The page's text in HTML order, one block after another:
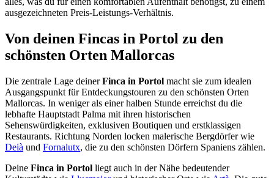
ausgezeichneten Preis-Leistungs-Verhältnis.
Von deinen Fincas in Portol zu den
schönsten Orten Mallorcas
Die zentrale Lage deinerFinca in Portol macht sie zum idealen
Ausgangspunkt für Entdeckungstouren zu den schönsten Orten
Mallorcas. In weniger als einer halben Stunde erreichst du die
lebhafte Hauptstadt Palma mit ihren historischen
Sehenswürdigkeiten, exklusiven Boutiquen und erstklassigen
Restaurants. Richtung Norden locken malerische Bergdörfer wie
Deià und Fornalutx, die zu den schönsten Dörfern Spaniens zählen.
Deine Finca in Portol liegt auch in der Nähe bedeutender